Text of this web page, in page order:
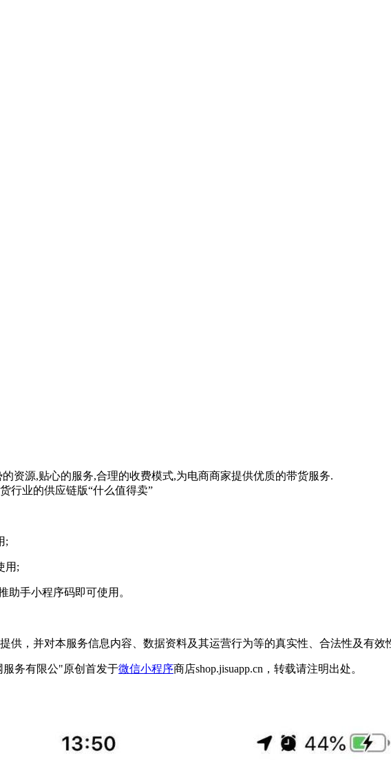
资源,贴心的服务,合理的收费模式,为电商商家提供优质的带货服务.
行业的供应链版“什么值得卖”
;
用;
助手小程序码即可使用。
供，并对本服务信息内容、数据资料及其运营行为等的真实性、合法性及有效
务有限公"原创首发于微信小程序商店shop.jisuapp.cn，转载请注明出处。